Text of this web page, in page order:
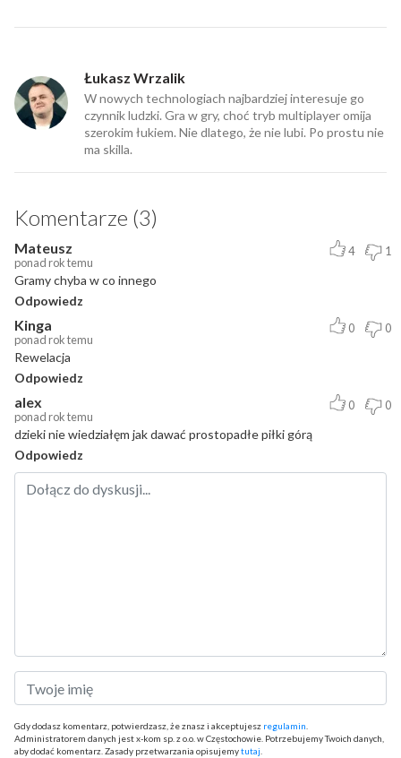
Łukasz Wrzalik
W nowych technologiach najbardziej interesuje go
czynnik ludzki. Gra w gry, choć tryb multiplayer omija
szerokim łukiem. Nie dlatego, że nie lubi. Po prostu nie
ma skilla.
Komentarze (3)
Mateusz
ponad rok temu
4 1
Gramy chyba w co innego
Odpowiedz
Kinga
ponad rok temu
0 0
Rewelacja
Odpowiedz
alex
ponad rok temu
0 0
dzieki nie wiedziałęm jak dawać prostopadłe piłki górą
Odpowiedz
Gdy dodasz komentarz, potwierdzasz, że znasz i akceptujesz regulamin
Administratorem danych jest x-kom sp. z o.o. w Częstochowie. Potrzebujemy Twoich danych,
aby dodać komentarz. Zasady przetwarzania opisujemytutaj